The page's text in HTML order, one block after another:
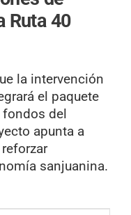
Ruta 40
la intervención
el paquete
fondos del
apunta a
sanjuanina.